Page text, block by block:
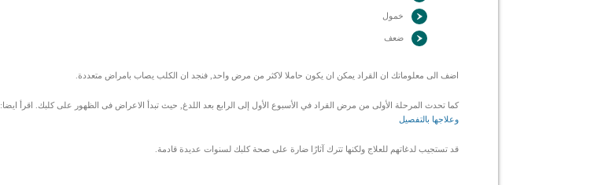
خمول
ضعف
اضف الى معلوماتك ان القراد يمكن ان يكون حاملا لاكثر من مرض واحد, فنجد ان الكلب يصاب بامراض متعددة.
كما تحدث المرحلة الأولى من مرض القراد في الأسبوع الأول إلى الرابع بعد اللدغ, حيث تبدأ الاعراض فى الظهور على كلبك. اقرأ ايضا:
وعلاجها بالتفصيل
قد تستجيب لدغاتهم للعلاج ولكنها تترك آثارًا ضارة على صحة كلبك لسنوات عديدة قادمة.